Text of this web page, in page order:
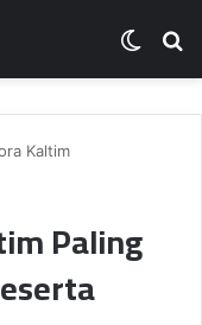
Switch
skin
Kaltim
Paling